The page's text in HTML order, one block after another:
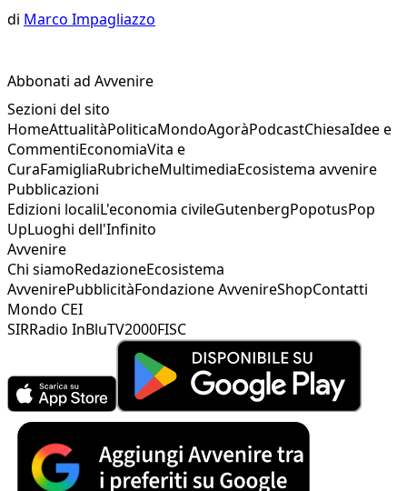
di Marco Impagliazzo
Abbonati ad Avvenire
Sezioni del sito
HomeAttualitàPoliticaMondoAgoràPodcastChiesaIdee e
CommentiEconomiaVita e
CuraFamigliaRubricheMultimediaEcosistema avvenire
Pubblicazioni
Edizioni localiL'economia civileGutenbergPopotusPop
UpLuoghi dell'Infinito
Avvenire
Chi siamoRedazioneEcosistema
AvvenirePubblicitàFondazione AvvenireShopContatti
Mondo CEI
SIRRadio InBluTV2000FISC